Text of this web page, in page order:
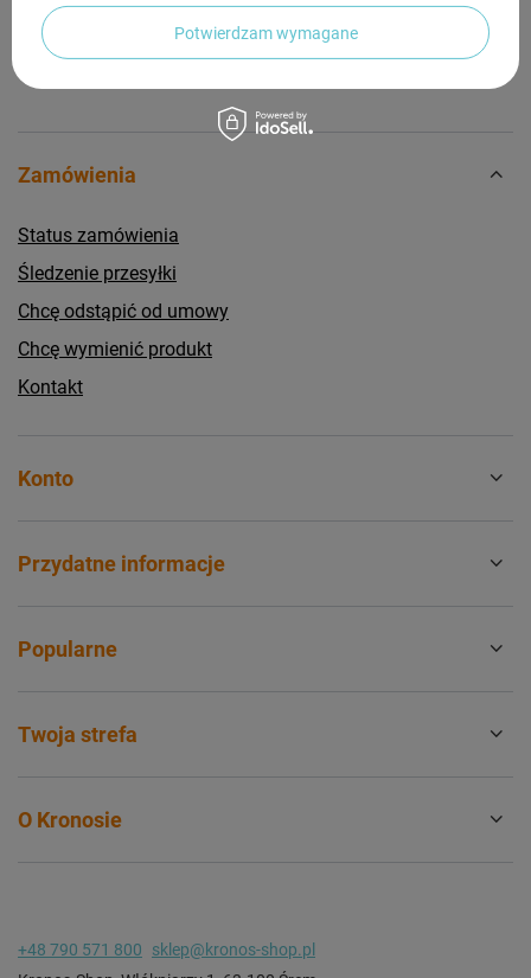
Zamówienia
Status zamówienia
Śledzenie przesyłki
Chcę odstąpić od umowy
Chcę wymienić produkt
Kontakt
Konto
Przydatne informacje
Popularne
Twoja strefa
O Kronosie
+48 790 571 800
sklep@kronos-shop.pl
Potwierdzam wymagane